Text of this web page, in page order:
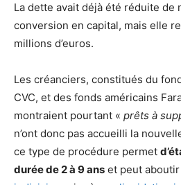
La dette avait déjà été réduite de
conversion en capital, mais elle
millions d’euros.
Les créanciers, constitués du
CVC, et des fonds américains
montraient pourtant « prêts à
n’ont donc pas accueilli la
ce type de procédure permet
durée de 2 à 9 ans et peut aboutir